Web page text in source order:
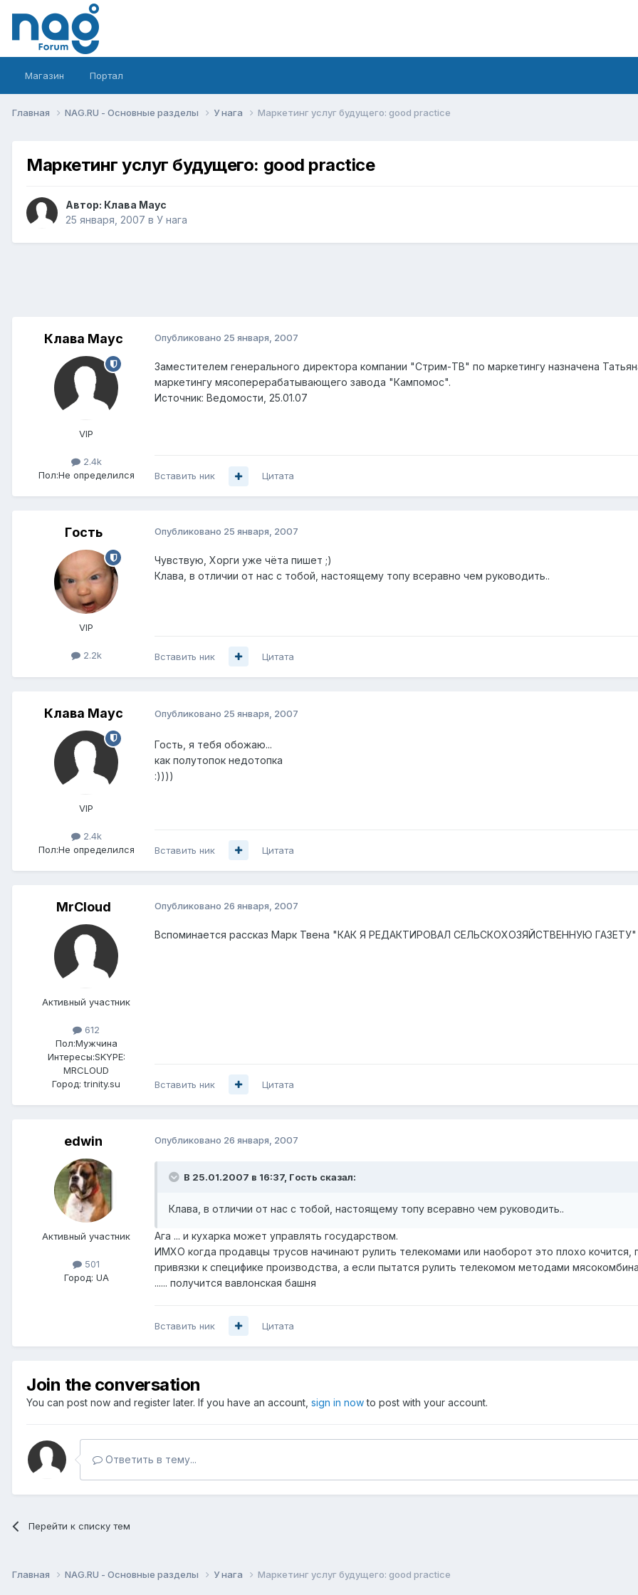
Магазин Портал
Главная NAG.RU - Основные разделы У нага Маркетинг услуг будущего: good practice
Маркетинг услуг будущего: good practice
Автор: Клава Маус
25 января, 2007 в У нага
Клава Маус
VIP
2.4k
Пол:Не определился
Опубликовано 25 января, 2007
Заместителем генерального директора компании "Стрим-ТВ" по маркетингу назначена
маркетингу мясоперерабатывающего завода "Кампомос".
Источник: Ведомости, 25.01.07
Вставить ник Цитата
Гoсть
VIP
2.2k
Опубликовано 25 января, 2007
Чувствую, Хорги уже чёта пишет ;)
Клава, в отличии от нас с тобой, настоящему топу всеравно чем руководить..
Вставить ник Цитата
Клава Маус
VIP
2.4k
Пол:Не определился
Опубликовано 25 января, 2007
Гость, я тебя обожаю...
как полутопок недотопка
:))))
Вставить ник Цитата
MrCloud
Активный участник
612
Пол:Мужчина
Интересы:SKYPE:
MRCLOUD
Город: trinity.su
Опубликовано 26 января, 2007
Вспоминается рассказ Марк Твена "КАК Я РЕДАКТИРОВАЛ СЕЛЬСКОХОЗЯЙСТВЕННУЮ ГАЗЕТУ"
Вставить ник Цитата
edwin
Активный участник
501
Город: UA
Опубликовано 26 января, 2007
В 25.01.2007 в 16:37, Гoсть сказал:
Клава, в отличии от нас с тобой, настоящему топу всеравно чем руководить..
Ага ... и кухарка может управлять государством.
ИМХО когда продавцы трусов начинают рулить телекомами или наоборот это плохо
привязки к специфике производства, а если пытатся рулить телекомом методами
...... получится вавлонская башня
Вставить ник Цитата
Join the conversation
You can post now and register later. If you have an account, sign in nowto post with your account.
Ответить в тему...
Перейти к списку тем
Главная NAG.RU - Основные разделы У нага Маркетинг услуг будущего: good practice